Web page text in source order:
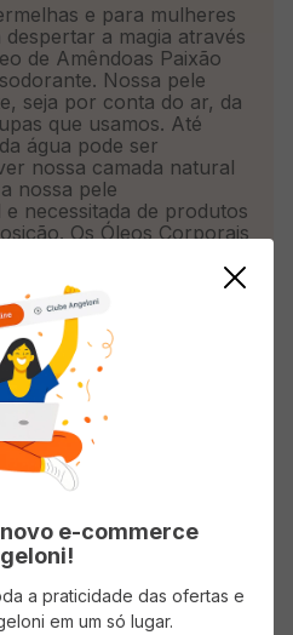
e para mulheres
despertar a magia através
de Amêndoas Paixão
Nossa pele
seja por conta do ar, da
que usamos. Até
água pode ser
nossa camada natural
nossa pele
necessitada de produtos
Os Óleos Corporais
de tratar até mesmo
uma pele macia,
hidratada, use
Tentadora.
0 (0 avaliações)
e-commerce
a praticidade das ofertas e
em um só lugar.